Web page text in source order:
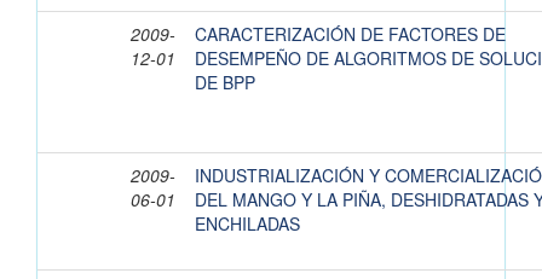
2009-
12-01
CARACTERIZACIÓN DE FACTORES DE
DESEMPEÑO DE ALGORITMOS DE
DE BPP
2009-
06-01
INDUSTRIALIZACIÓN Y
DEL MANGO Y LA PIÑA, DESHIDRATADAS
ENCHILADAS